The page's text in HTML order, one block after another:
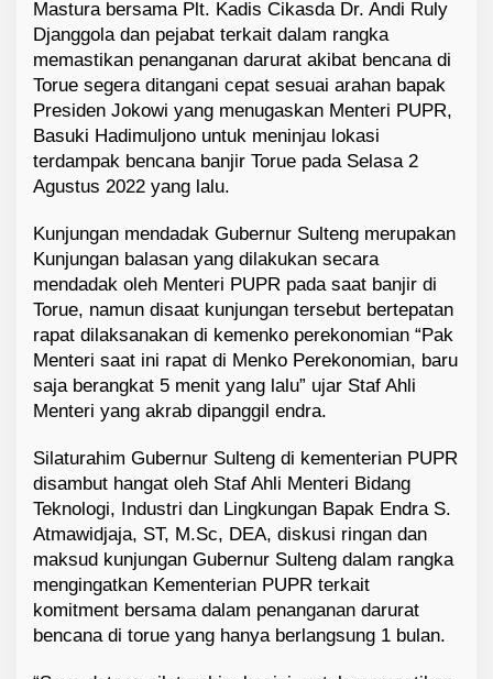
Mastura bersama Plt. Kadis Cikasda Dr. Andi Ruly
Djanggola dan pejabat terkait dalam rangka
memastikan penanganan darurat akibat bencana di
Torue segera ditangani cepat sesuai arahan bapak
Presiden Jokowi yang menugaskan Menteri PUPR,
Basuki Hadimuljono untuk meninjau lokasi
terdampak bencana banjir Torue pada Selasa 2
Agustus 2022 yang lalu.
Kunjungan mendadak Gubernur Sulteng merupakan
Kunjungan balasan yang dilakukan secara
mendadak oleh Menteri PUPR pada saat banjir di
Torue, namun disaat kunjungan tersebut bertepatan
rapat dilaksanakan di kemenko perekonomian “Pak
Menteri saat ini rapat di Menko Perekonomian, baru
saja berangkat 5 menit yang lalu” ujar Staf Ahli
Menteri yang akrab dipanggil endra.
Silaturahim Gubernur Sulteng di kementerian PUPR
disambut hangat oleh Staf Ahli Menteri Bidang
Teknologi, Industri dan Lingkungan Bapak Endra S.
Atmawidjaja, ST, M.Sc, DEA, diskusi ringan dan
maksud kunjungan Gubernur Sulteng dalam rangka
mengingatkan Kementerian PUPR terkait
komitment bersama dalam penanganan darurat
bencana di torue yang hanya berlangsung 1 bulan.